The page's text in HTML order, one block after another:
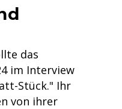
das
im Interview
Stück." Ihr
von ihrer